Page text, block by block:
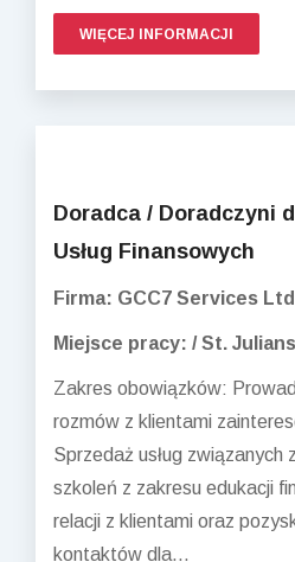
WIĘCEJ INFORMACJI
Doradca / Doradczyni
Usług Finansowych
Firma: GCC7 Services Ltd
Miejsce pracy: / St.
Zakres obowiązków:
rozmów z klientami
Sprzedaż usług związanych
szkoleń z zakresu edukacji
relacji z klientami oraz
kontaktów dla...